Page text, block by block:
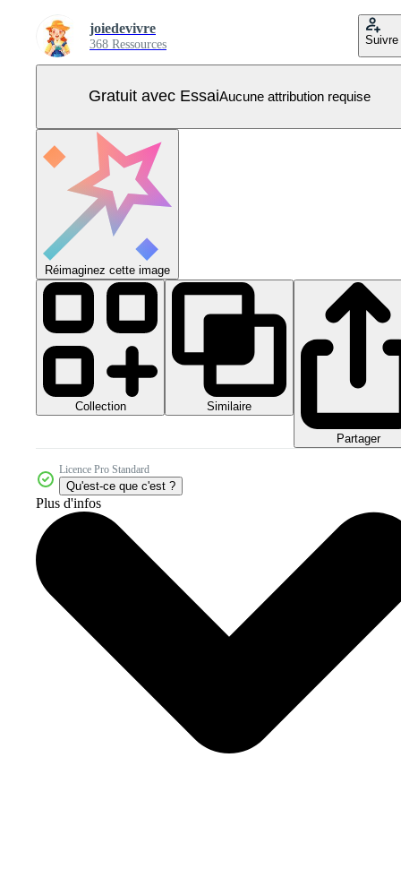
joiedevivre
368 Ressources Suivre
Gratuit avec EssaiAucune attribution requise
Réimaginez cette image
Collection Similaire
Partager
Licence Pro Standard
Qu'est-ce que c'est ?
Plus d'infos